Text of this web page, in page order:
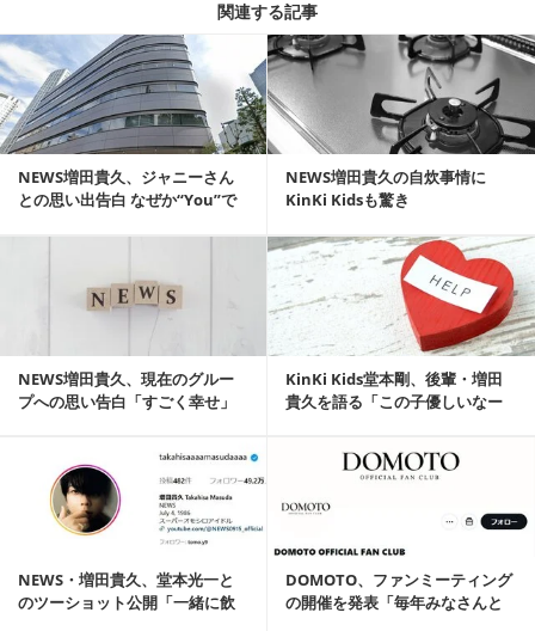
関連する記事
NEWS増田貴久、ジャニーさん
との思い出告白 なぜか“You”で
NEWS増田貴久の自炊事情に
KinKi Kidsも驚き
記事を読む
NEWS増田貴久、現在のグルー
プへの思い告白「すごく幸せ」
KinKi Kids堂本剛、後輩・増田
貴久を語る「この子優しいなー
NEWS・増田貴久、堂本光一と
のツーショット公開「一緒に飲
DOMOTO、ファンミーティング
の開催を発表「毎年みなさんと
記事を読む